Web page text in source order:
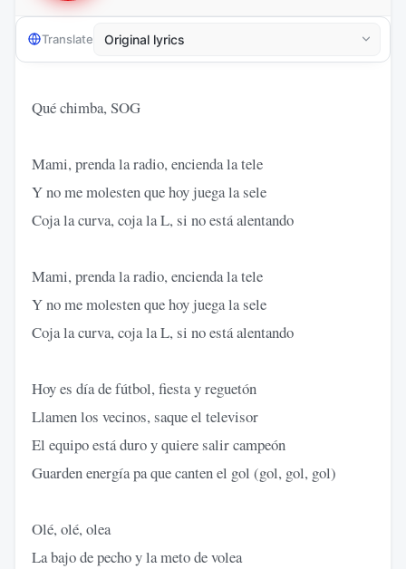
Translate
Qué chimba, SOG
Mami, prenda la radio, encienda la tele
Y no me molesten que hoy juega la sele
Coja la curva, coja la L, si no está alentando
Mami, prenda la radio, encienda la tele
Y no me molesten que hoy juega la sele
Coja la curva, coja la L, si no está alentando
Hoy es día de fútbol, fiesta y reguetón
Llamen los vecinos, saque el televisor
El equipo está duro y quiere salir campeón
Guarden energía pa que canten el gol (gol, gol, gol)
Olé, olé, olea
La bajo de pecho y la meto de volea